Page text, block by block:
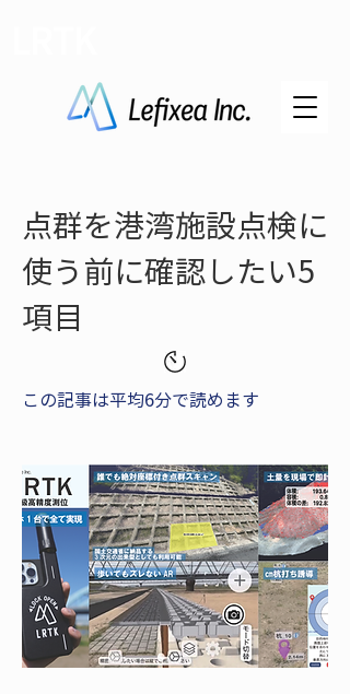
点群を港湾施設点検に
使う前に確認したい5
項目
この記事は平均6分で読めます